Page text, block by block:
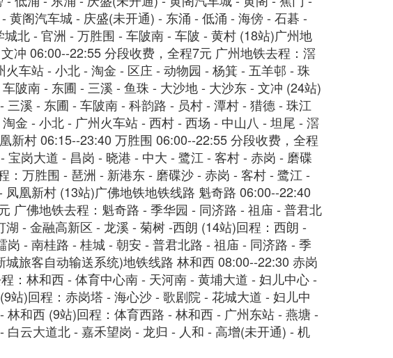
黄阁汽车城 - 庆盛(未开通) - 东涌 - 低涌 - 海傍 - 石碁 -
北 - 官洲 - 万胜围 - 车陂南 - 车陂 - 黄村 (18站)广州地
冲 06:00--22:55 分段收费，全程7元 广州地铁去程：滘
车站 - 小北 - 淘金 - 区庄 - 动物园 - 杨箕 - 五羊邨 - 珠
陂南 - 东圃 - 三溪 - 鱼珠 - 大沙地 - 大沙东 - 文冲 (24站)
溪 - 东圃 - 车陂南 - 科韵路 - 员村 - 潭村 - 猎德 - 珠江
金 - 小北 - 广州火车站 - 西村 - 西场 - 中山八 - 坦尾 - 滘
新村 06:15--23:40 万胜围 06:00--22:55 分段收费，全程
岗大道 - 昌岗 - 晓港 - 中大 - 鹭江 - 客村 - 赤岗 - 磨碟
：万胜围 - 琶洲 - 新港东 - 磨碟沙 - 赤岗 - 客村 - 鹭江 -
凰新村 (13站)广佛地铁地铁线路 魁奇路 06:00--22:40
广佛地铁去程：魁奇路 - 季华园 - 同济路 - 祖庙 - 普君北
- 金融高新区 - 龙溪 - 菊树 -西朗 (14站)回程：西朗 -
- 南桂路 - 桂城 - 朝安 - 普君北路 - 祖庙 - 同济路 - 季
旅客自动输送系统)地铁线路 林和西 08:00--22:30 赤岗
：林和西 - 体育中心南 - 天河南 - 黄埔大道 - 妇儿中心 -
站)回程：赤岗塔 - 海心沙 - 歌剧院 - 花城大道 - 妇儿中
和西 (9站)回程：体育西路 - 林和西 - 广州东站 - 燕塘 -
云大道北 - 嘉禾望岗 - 龙归 - 人和 - 高增(未开通) - 机